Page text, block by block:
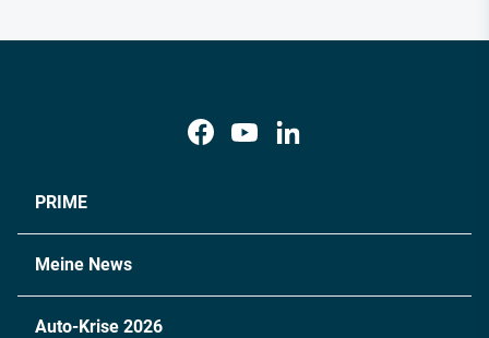
PRIME
Meine News
Auto-Krise 2026